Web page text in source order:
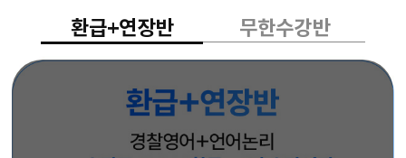
환급+연장반 무한수강반